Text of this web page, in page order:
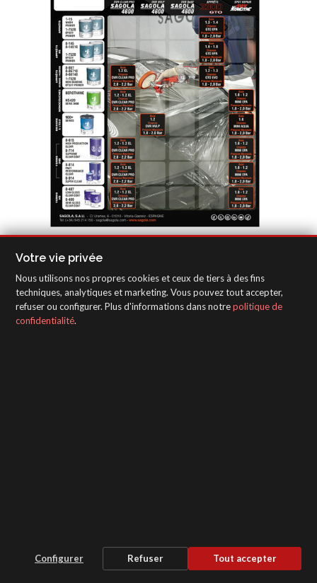
Votre vie privée
Nous utilisons nos propres cookies et ceux de tiers à des fins
techniques, analytiques et marketing. Vous pouvez tout accepter,
refuser ou configurer. Plus d'informations dans notrepolitique de
confidentialité.
Configurer Refuser Tout accepter